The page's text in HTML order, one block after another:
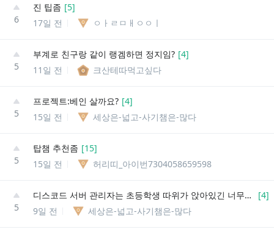
6
진 팁좀 [5]
17일 전
ㅇㅏㄹㅁㅐㅇㅇㅣ
5
부계로 친구랑 같이 랭겜하면 정지임? [4]
11일 전
크산테따먹고싶다
5
프로젝트:베인 살까요? [4]
15일 전
세상은-넓고-사기챔은-많다
5
탑챔 추천좀 [15]
15일 전
허리띠_아이번7304058659598
5
디스코드 서버 관리자는 초등학생 따위가 앉아있긴 너무나도 큰 자리인걸 까요? [4]
9일 전
세상은-넓고-사기챔은-많다